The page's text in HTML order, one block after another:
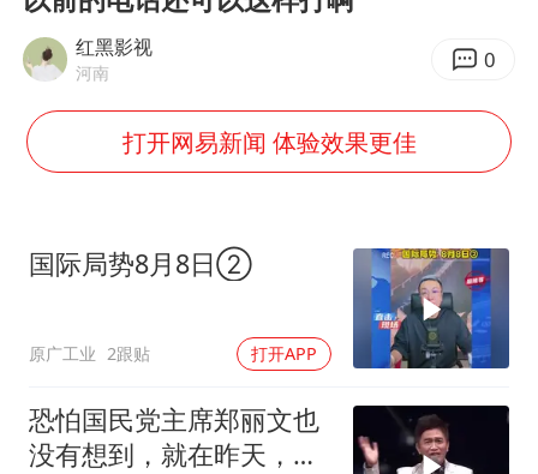
多地银行上调存款利率
面对面丨蔡磊：与渐冻症抗争 纵使不敌 也不屈服
NBA传奇教练老尼尔森去世
手机真会“偷听”我们说话吗
上半年全球新能源乘用车销量1122万台
加沙约14万栋建筑被完全摧毁
红黑影视
河南 0
打开网易新闻 体验效果更佳
国际局势8月8日②
原广工业 2跟贴 打开APP
恐怕国民党主席郑丽文也
没有想到，就在昨天，对